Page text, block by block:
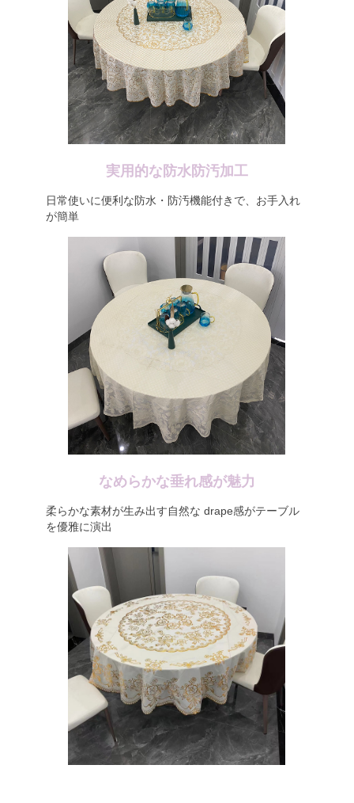
実用的な防水防汚加工
日常使いに便利な防水・防汚機能付きで、お手入れ
が簡単
なめらかな垂れ感が魅力
柔らかな素材が生み出す自然な drape感がテーブル
を優雅に演出